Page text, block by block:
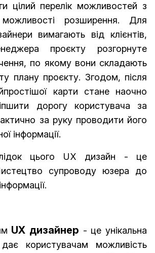
цілий перелік можливостей з
можливості розширення. Для
вимагають від клієнтів,
проєкту розгорнуте
по якому вони складають
плану проєкту. Згодом, після
карти стане наочно
дорогу користувача за
за руку проводити його
інформації.
цього UX дизайн - це
супроводу юзера до
UX дизайнер - це унікальна
користувачам можливість